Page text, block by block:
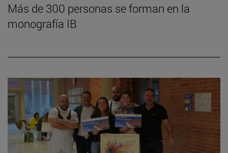
Más de 300 personas se forman en la
monografía IB